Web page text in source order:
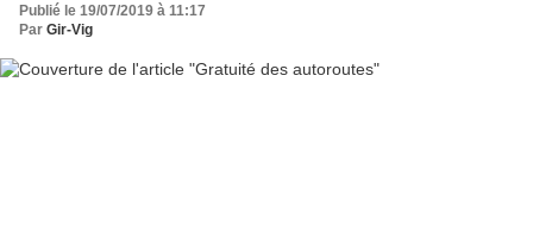
Publié le 19/07/2019 à 11:17
Par Gir-Vig